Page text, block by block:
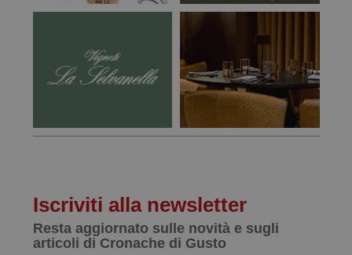
Iscriviti alla newsletter
Resta aggiornato sulle novità e sugli
articoli di Cronache di Gusto